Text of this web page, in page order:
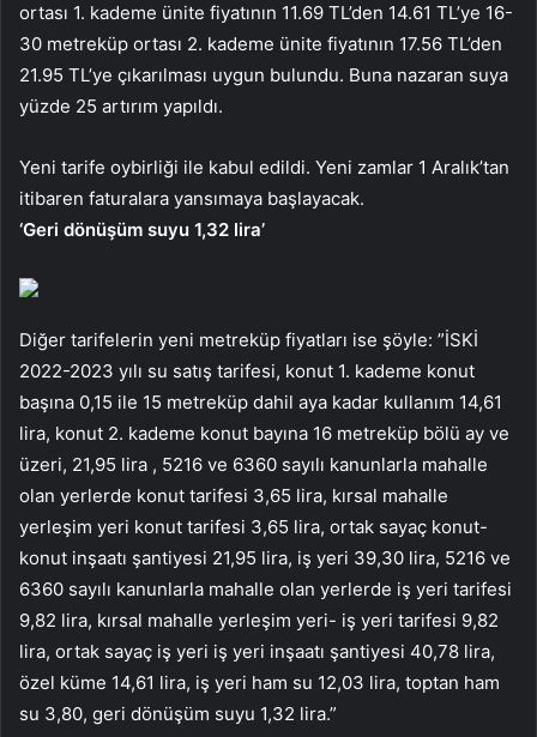
ortası 1. kademe ünite fiyatının 11.69 TL’den 14.61 TL’ye 16-
30 metreküp ortası 2. kademe ünite fiyatının 17.56 TL’den
21.95 TL’ye çıkarılması uygun bulundu. Buna nazaran suya
yüzde 25 artırım yapıldı.
Yeni tarife oybirliği ile kabul edildi. Yeni zamlar 1 Aralık’tan
itibaren faturalara yansımaya başlayacak.
‘Geri dönüşüm suyu 1,32 lira’
Diğer tarifelerin yeni metreküp fiyatları ise şöyle: ”İSKİ
2022-2023 yılı su satış tarifesi, konut 1. kademe konut
başına 0,15 ile 15 metreküp dahil aya kadar kullanım 14,61
lira, konut 2. kademe konut bayına 16 metreküp bölü ay ve
üzeri, 21,95 lira , 5216 ve 6360 sayılı kanunlarla mahalle
olan yerlerde konut tarifesi 3,65 lira, kırsal mahalle
yerleşim yeri konut tarifesi 3,65 lira, ortak sayaç konut-
konut inşaatı şantiyesi 21,95 lira, iş yeri 39,30 lira, 5216 ve
6360 sayılı kanunlarla mahalle olan yerlerde iş yeri tarifesi
9,82 lira, kırsal mahalle yerleşim yeri- iş yeri tarifesi 9,82
lira, ortak sayaç iş yeri iş yeri inşaatı şantiyesi 40,78 lira,
özel küme 14,61 lira, iş yeri ham su 12,03 lira, toptan ham
su 3,80, geri dönüşüm suyu 1,32 lira.”